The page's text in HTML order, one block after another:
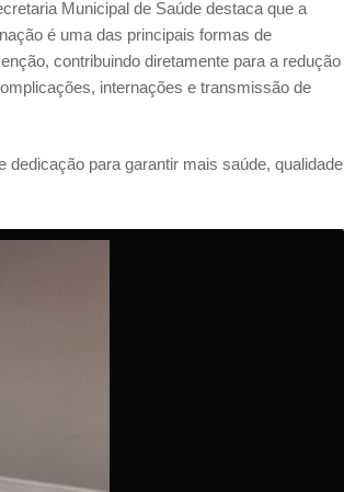
Municipal de Saúde destaca que a
é uma das principais formas de
contribuindo diretamente para a redução
internações e transmissão de
para garantir mais saúde, qualidade